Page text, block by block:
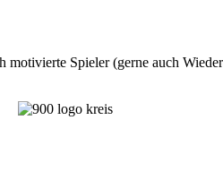
Spieler (gerne auch